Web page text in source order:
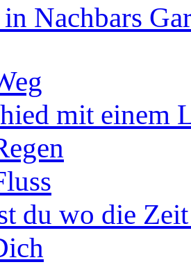
in Nachbars
mit einem
du wo die